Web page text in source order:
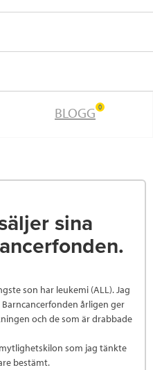
BLOGG 0
sina
son har leukemi (ALL). Jag
årligen ger
och de som är drabbade
som jag tänkte
bestämt.